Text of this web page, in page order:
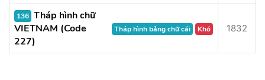
136 Tháp hình chữ
VIETNAM (Code
227)
Tháp hình bảng chữ cái Khó 1832